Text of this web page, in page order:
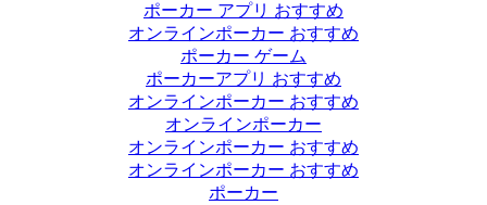
ポーカー アプリ おすすめ
オンラインポーカー おすすめ
ポーカー ゲーム
ポーカーアプリ おすすめ
オンラインポーカー おすすめ
オンラインポーカー
オンラインポーカー おすすめ
オンラインポーカー おすすめ
ポーカー